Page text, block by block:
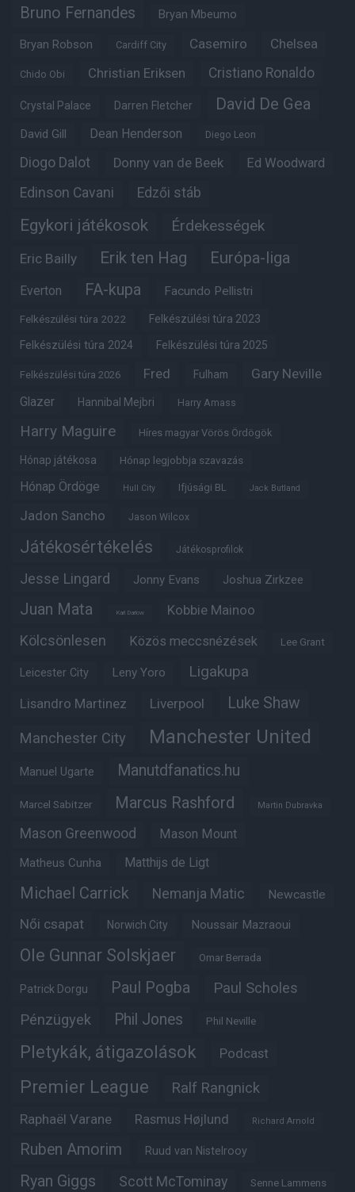
Bruno Fernandes Bryan Mbeumo
Bryan Robson Cardiff City Casemiro Chelsea
Chido Obi Christian Eriksen Cristiano Ronaldo
Crystal Palace Darren Fletcher David De Gea
David Gill Dean Henderson Diego Leon
Diogo Dalot Donny van de Beek Ed Woodward
Edinson Cavani Edzői stáb
Egykori játékosok Érdekességek
Eric Bailly Erik ten Hag Európa-liga
Everton FA-kupa Facundo Pellistri
Felkészülési túra 2022 Felkészülési túra 2023
Felkészülési túra 2024 Felkészülési túra 2025
Felkészülési túra 2026 Fred Fulham Gary Neville
Glazer Hannibal Mejbri Harry Amass
Harry Maguire Híres magyar Vörös Ördögök
Hónap játékosa Hónap legjobbja szavazás
Hónap Ördöge Hull City Ifjúsági BL Jack Butland
Jadon Sancho Jason Wilcox
Játékosértékelés Játékosprofilok
Jesse Lingard Jonny Evans Joshua Zirkzee
Juan Mata Karl Darlow Kobbie Mainoo
Kölcsönlesen Közös meccsnézések Lee Grant
Leicester City Leny Yoro Ligakupa
Lisandro Martinez Liverpool Luke Shaw
Manchester City Manchester United
Manuel Ugarte Manutdfanatics.hu
Marcel Sabitzer Marcus Rashford Martin Dubravka
Mason Greenwood Mason Mount
Matheus Cunha Matthijs de Ligt
Michael Carrick Nemanja Matic Newcastle
Női csapat Norwich City Noussair Mazraoui
Ole Gunnar Solskjaer Omar Berrada
Patrick Dorgu Paul Pogba Paul Scholes
Pénzügyek Phil Jones Phil Neville
Pletykák, átigazolások Podcast
Premier League Ralf Rangnick
Raphaël Varane Rasmus Højlund Richard Arnold
Ruben Amorim Ruud van Nistelrooy
Ryan Giggs Scott McTominay Senne Lammens